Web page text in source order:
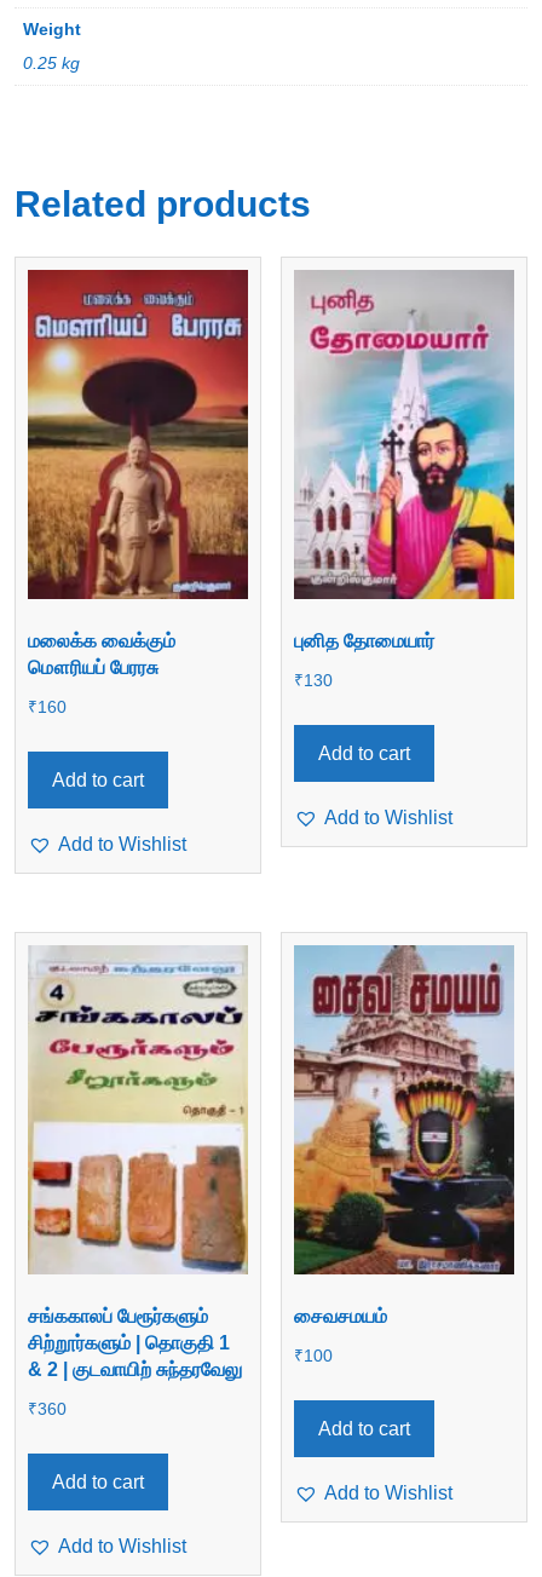
Weight
0.25 kg
Related products
மலைக்க வைக்கும்
மௌரியப் பேரரசு
₹160
Add to cart
Add to Wishlist
புனித தோமையார்
₹130
Add to cart
Add to Wishlist
சங்ககாலப் பேரூர்களும்
சிற்றூர்களும் | தொகுதி 1
& 2 | குடவாயிற் சுந்தரவேலு
₹360
Add to cart
Add to Wishlist
சைவசமயம்
₹100
Add to cart
Add to Wishlist